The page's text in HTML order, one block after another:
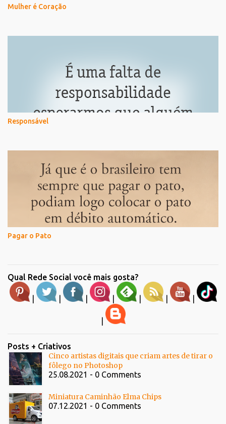
Mulher é Coração
Responsável
Pagar o Pato
Qual Rede Social você mais gosta?
| | | | | | |
Posts + Criativos
Cinco artistas digitais que criam artes de tirar o
fôlego no Photoshop
25.08.2021 - 0 Comments
Miniatura Caminhão Elma Chips
07.12.2021 - 0 Comments